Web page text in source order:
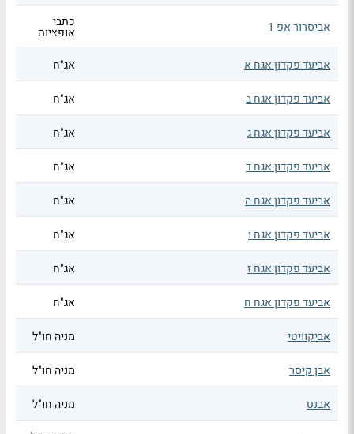
אביסרור אפ 1 כתבי
אופציות
אביעד פקדון אגח א
אג"ח
אביעד פקדון אגח ב אג"ח
אביעד פקדון אגח ג אג"ח
אביעד פקדון אגח ד אג"ח
אביעד פקדון אגח ה אג"ח
אביעד פקדון אגח ו אג"ח
אביעד פקדון אגח ז אג"ח
אביעד פקדון אגח ח אג"ח
אביקוויטי מניה חו"ל
אבן קיסר מניה חו"ל
אבנט מניה חו"ל